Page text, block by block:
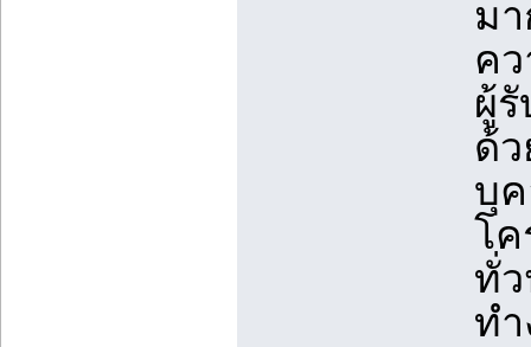
ม
ค
ผู้
ด้
บุ
โค
ทั่
ท